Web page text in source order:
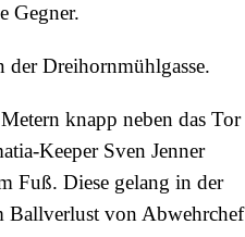
Gegner.
der Dreihornmühlgasse.
knapp neben das Tor
Keeper Sven Jenner
Fuß. Diese gelang in der
Ballverlust von Abwehrchef